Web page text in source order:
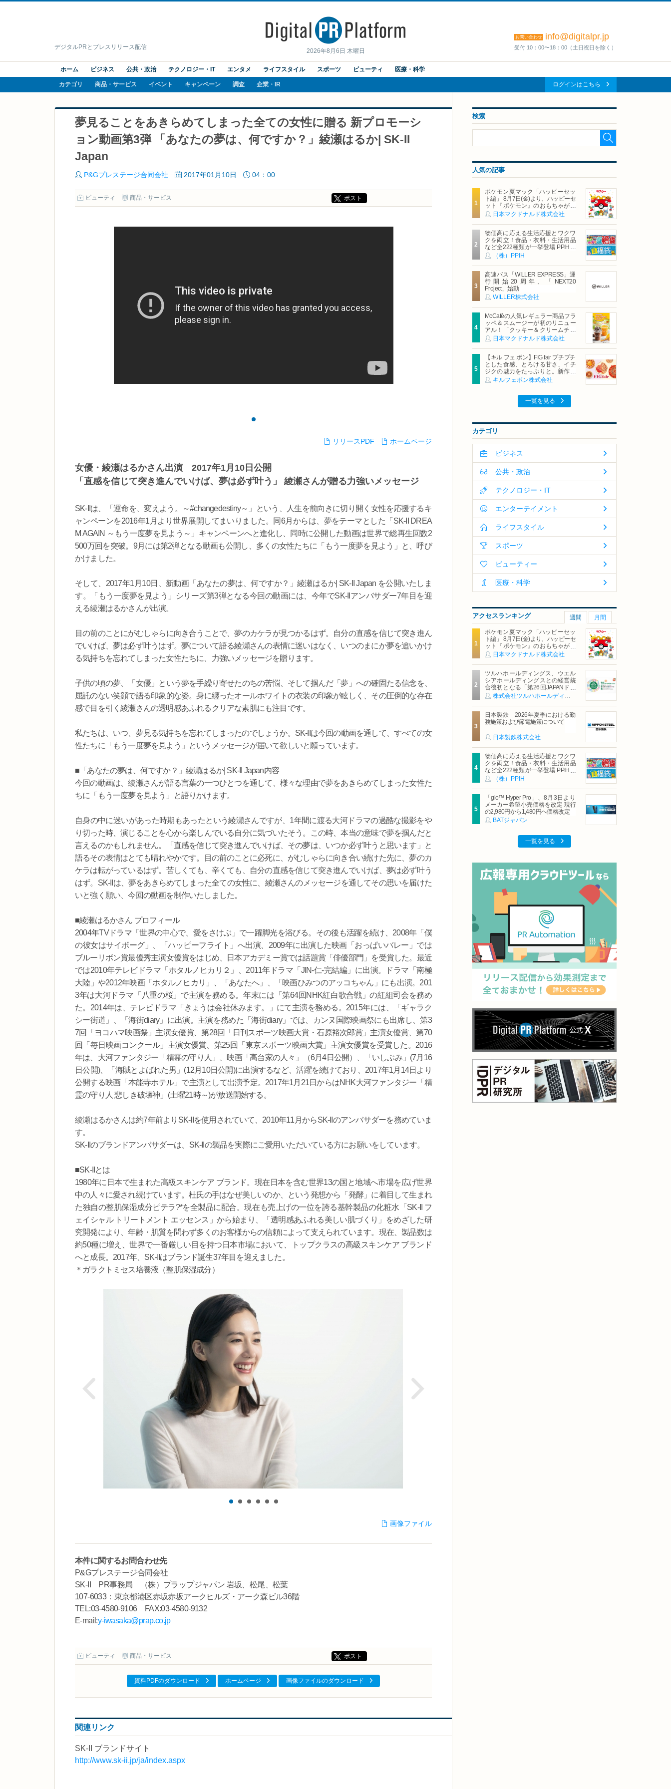
2026年8月6日 木曜日
デジタルPRとプレスリリース配信
お問い合わせ info@digitalpr.jp
受付 10：00〜18：00（土日祝日を除く）
ホーム ビジネス 公共・政治 テクノロジー・IT エンタメ ライフスタイル スポーツ ビューティ 医療・科学
カテゴリ 商品・サービス イベント キャンペーン 調査 企業・IR ログインはこちら
夢見ることをあきらめてしまった全ての女性に贈る 新プロモーシ
ョン動画第3弾 「あなたの夢は、何ですか？」綾瀬はるか| SK-II
Japan
P&Gプレステージ合同会社 2017年01月10日 04：00
ビューティ 商品・サービス ポスト
リリースPDF ホームページ
女優・綾瀬はるかさん出演 2017年1月10日公開
「直感を信じて突き進んでいけば、夢は必ず叶う」 綾瀬さんが贈る力強いメッセージ
SK-IIは、「運命を、変えよう。～#changedestiny～」という、人生を前向きに切り開く女性を応援するキ
ャンペーンを2016年1月より世界展開してまいりました。同6月からは、夢をテーマとした「SK-II DREA
M AGAIN ～もう一度夢を見よう～」キャンペーンへと進化し、同時に公開した動画は世界で総再生回数2
500万回を突破。9月には第2弾となる動画も公開し、多くの女性たちに「もう一度夢を見よう」と、呼び
かけました。
そして、2017年1月10日、新動画「あなたの夢は、何ですか？」綾瀬はるか| SK-II Japan を公開いたしま
す。「もう一度夢を見よう」シリーズ第3弾となる今回の動画には、今年でSK-IIアンバサダー7年目を迎
える綾瀬はるかさんが出演。
目の前のことにがむしゃらに向き合うことで、夢のカケラが見つかるはず。自分の直感を信じて突き進ん
でいけば、夢は必ず叶うはず。夢について語る綾瀬さんの表情に迷いはなく、いつのまにか夢を追いかけ
る気持ちを忘れてしまった女性たちに、力強いメッセージを贈ります。
子供の頃の夢、「女優」という夢を手繰り寄せたのちの苦悩、そして掴んだ「夢」への確固たる信念を、
屈託のない笑顔で語る印象的な姿。身に纏ったオールホワイトの衣装の印象が眩しく、その圧倒的な存在
感で目を引く綾瀬さんの透明感あふれるクリアな素肌にも注目です。
私たちは、いつ、夢見る気持ちを忘れてしまったのでしょうか。SK-IIは今回の動画を通して、すべての女
性たちに「もう一度夢を見よう」というメッセージが届いて欲しいと願っています。
■「あなたの夢は、何ですか？」綾瀬はるか| SK-II Japan内容
今回の動画は、綾瀬さんが語る言葉の一つひとつを通して、様々な理由で夢をあきらめてしまった女性た
ちに「もう一度夢を見よう」と語りかけます。
自身の中に迷いがあった時期もあったという綾瀬さんですが、1年間に渡る大河ドラマの過酷な撮影をや
り切った時、演じることを心から楽しんでいる自分に気づいたそう。この時、本当の意味で夢を掴んだと
言えるのかもしれません。「直感を信じて突き進んでいけば、その夢は、いつか必ず叶うと思います」と
語るその表情はとても晴れやかです。目の前のことに必死に、がむしゃらに向き合い続けた先に、夢のカ
ケラは転がっているはず。苦しくても、辛くても、自分の直感を信じて突き進んでいけば、夢は必ず叶う
はず。SK-IIは、夢をあきらめてしまった全ての女性に、綾瀬さんのメッセージを通してその思いを届けた
いと強く願い、今回の動画を制作いたしました。
■綾瀬はるかさん プロフィール
2004年TVドラマ「世界の中心で、愛をさけぶ」で一躍脚光を浴びる。その後も活躍を続け、2008年「僕
の彼女はサイボーグ」、「ハッピーフライト」へ出演、2009年に出演した映画「おっぱいバレー」では
ブルーリボン賞最優秀主演女優賞をはじめ、日本アカデミー賞では話題賞「俳優部門」を受賞した。最近
では2010年テレビドラマ「ホタルノヒカリ２」、2011年ドラマ「JIN-仁-完結編」に出演。ドラマ「南極
大陸」や2012年映画「ホタルノヒカリ」、「あなたへ」、「映画ひみつのアッコちゃん」にも出演。201
3年は大河ドラマ「八重の桜」で主演を務める。年末には「第64回NHK紅白歌合戦」の紅組司会を務め
た。2014年は、テレビドラマ「きょうは会社休みます。」にて主演を務める。2015年には、「ギャラク
シー街道」、「海街diary」に出演。主演を務めた「海街diary」では、カンヌ国際映画祭にも出席し、第3
7回「ヨコハマ映画祭」主演女優賞、第28回「日刊スポーツ映画大賞・石原裕次郎賞」主演女優賞、第70
回「毎日映画コンクール」主演女優賞、第25回「東京スポーツ映画大賞」主演女優賞を受賞した。2016
年は、大河ファンタジー「精霊の守り人」、映画「高台家の人々」（6月4日公開）、「いしぶみ」(7月16
日公開)、「海賊とよばれた男」(12月10日公開)に出演するなど、活躍を続けており、2017年1月14日より
公開する映画「本能寺ホテル」で主演として出演予定。2017年1月21日からはNHK大河ファンタジー「精
霊の守り人 悲しき破壊神」(土曜21時～)が放送開始する。
綾瀬はるかさんは約7年前よりSK-IIを使用されていて、2010年11月からSK-IIのアンバサダーを務めていま
す。
SK-IIのブランドアンバサダーは、SK-IIの製品を実際にご愛用いただいている方にお願いをしています。
■SK-IIとは
1980年に日本で生まれた高級スキンケア ブランド。現在日本を含む世界13の国と地域へ市場を広げ世界
中の人々に愛され続けています。杜氏の手はなぜ美しいのか、という発想から「発酵」に着目して生まれ
た独自の整肌保湿成分ピテラ?*を全製品に配合。現在も売上げの一位を誇る基幹製品の化粧水「SK-II フ
ェイシャル トリートメント エッセンス」から始まり、「透明感あふれる美しい肌づくり」をめざした研
究開発により、年齢・肌質を問わず多くのお客様からの信頼によって支えられています。現在、製品数は
約50種に増え、世界で一番厳しい目を持つ日本市場において、トップクラスの高級スキンケア ブランド
へと成長。2017年、SK-IIはブランド誕生37年目を迎えました。
＊ガラクトミセス培養液（整肌保湿成分）
画像ファイル
本件に関するお問合わせ先
P&Gプレステージ合同会社
SK-II PR事務局 （株）プラップジャパン 岩坂、松尾、松葉
107-6033：東京都港区赤坂赤坂アークヒルズ・アーク森ビル36階
TEL:03-4580-9106 FAX:03-4580-9132
E-mail:y-iwasaka@prap.co.jp
ビューティ 商品・サービス ポスト
資料PDFのダウンロード ホームページ 画像ファイルのダウンロード
関連リンク
SK-II ブランドサイト
http://www.sk-ii.jp/ja/index.aspx
検索
人気の記事
ポケモン夏マック「ハッピーセッ
ト編」 8月7日(金)より、ハッピーセ
ット『ポケモン』のおもちゃが期
間限定登場
日本マクドナルド株式会社
物価高に応える生活応援とワクワ
クを両立！食品・衣料・生活用品
など全222種類が一挙登場 PPIHグ
ループ「夏福袋」＆セール 8月6日
(木)より順次スタート
（株）PPIH
高速バス「WILLER EXPRESS」運
行開始20周年、「NEXT20
Project」始動
WILLER株式会社
McCaféの人気レギュラー商品フラ
ッペ＆スムージーが初のリニュー
アル！「クッキー＆クリームチョ
コフラッペ」「マンゴースムージ
ー」8月5日（水）から販売開始
日本マクドナルド株式会社
【キル フェ ボン】FIG fair プチプチ
とした食感、とろける甘さ、イチ
ジクの魅力をたっぷりと。新作を
含め、イチジク尽くしの全4種が登
場8月20日（木）スタート
キルフェボン株式会社
一覧を見る
カテゴリ
ビジネス
公共・政治
テクノロジー・IT
エンターテイメント
ライフスタイル
スポーツ
ビューティー
医療・科学
アクセスランキング 週間 月間
ポケモン夏マック「ハッピーセッ
ト編」 8月7日(金)より、ハッピーセ
ット『ポケモン』のおもちゃが期
間限定登場
日本マクドナルド株式会社
ツルハホールディングス、ウエル
シアホールディングスとの経営統
合後初となる「第26回JAPANドラ
ッグストアショー」に出展
株式会社ツルハホールディングス
日本製鉄 2026年夏季における勤
務施策および節電施策について
日本製鉄株式会社
物価高に応える生活応援とワクワ
クを両立！食品・衣料・生活用品
など全222種類が一挙登場 PPIHグ
ループ「夏福袋」＆セール 8月6日
（株）PPIH
「glo™ Hyper Pro」、8月3日より
メーカー希望小売価格を改定 現行
の2,980円から1,480円へ価格改定
BATジャパン
一覧を見る